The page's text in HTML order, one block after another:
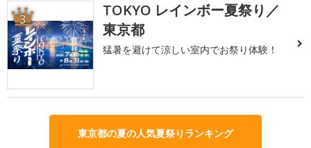
3
TOKYO レインボー夏祭り／
東京都
猛暑を避けて涼しい室内でお祭り体験！
東京都の夏の人気夏祭りランキング